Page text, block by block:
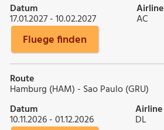
Datum
17.01.2027 - 10.02.2027
Airline
AC
Fluege finden
Route
Hamburg (HAM) - Sao Paulo (GRU)
Datum
10.11.2026 - 01.12.2026
Airline
DL